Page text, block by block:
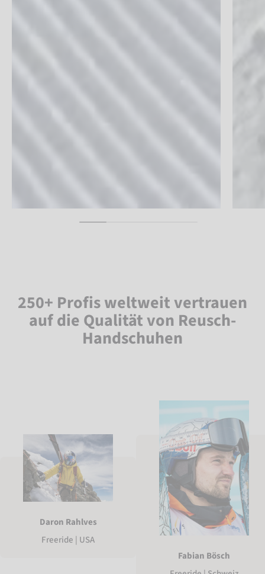
250+ Profis weltweit vertrauen
auf die Qualität von Reusch-
Handschuhen
Daron Rahlves
Freeride | USA
Fabian Bösch